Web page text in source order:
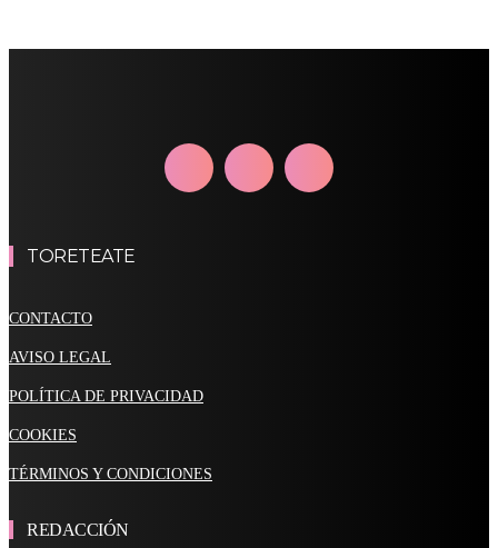
TORETEATE
CONTACTO
AVISO LEGAL
POLÍTICA DE PRIVACIDAD
COOKIES
TÉRMINOS Y CONDICIONES
REDACCIÓN